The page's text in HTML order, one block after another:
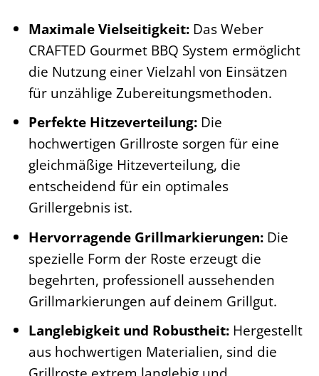
Maximale Vielseitigkeit:Das Weber
CRAFTED Gourmet BBQ System ermöglicht
die Nutzung einer Vielzahl von Einsätzen
für unzählige Zubereitungsmethoden.
Perfekte Hitzeverteilung:Die
hochwertigen Grillroste sorgen für eine
gleichmäßige Hitzeverteilung, die
entscheidend für ein optimales
Grillergebnis ist.
Hervorragende Grillmarkierungen:Die
spezielle Form der Roste erzeugt die
begehrten, professionell aussehenden
Grillmarkierungen auf deinem Grillgut.
Langlebigkeit und Robustheit:Hergestellt
aus hochwertigen Materialien, sind die